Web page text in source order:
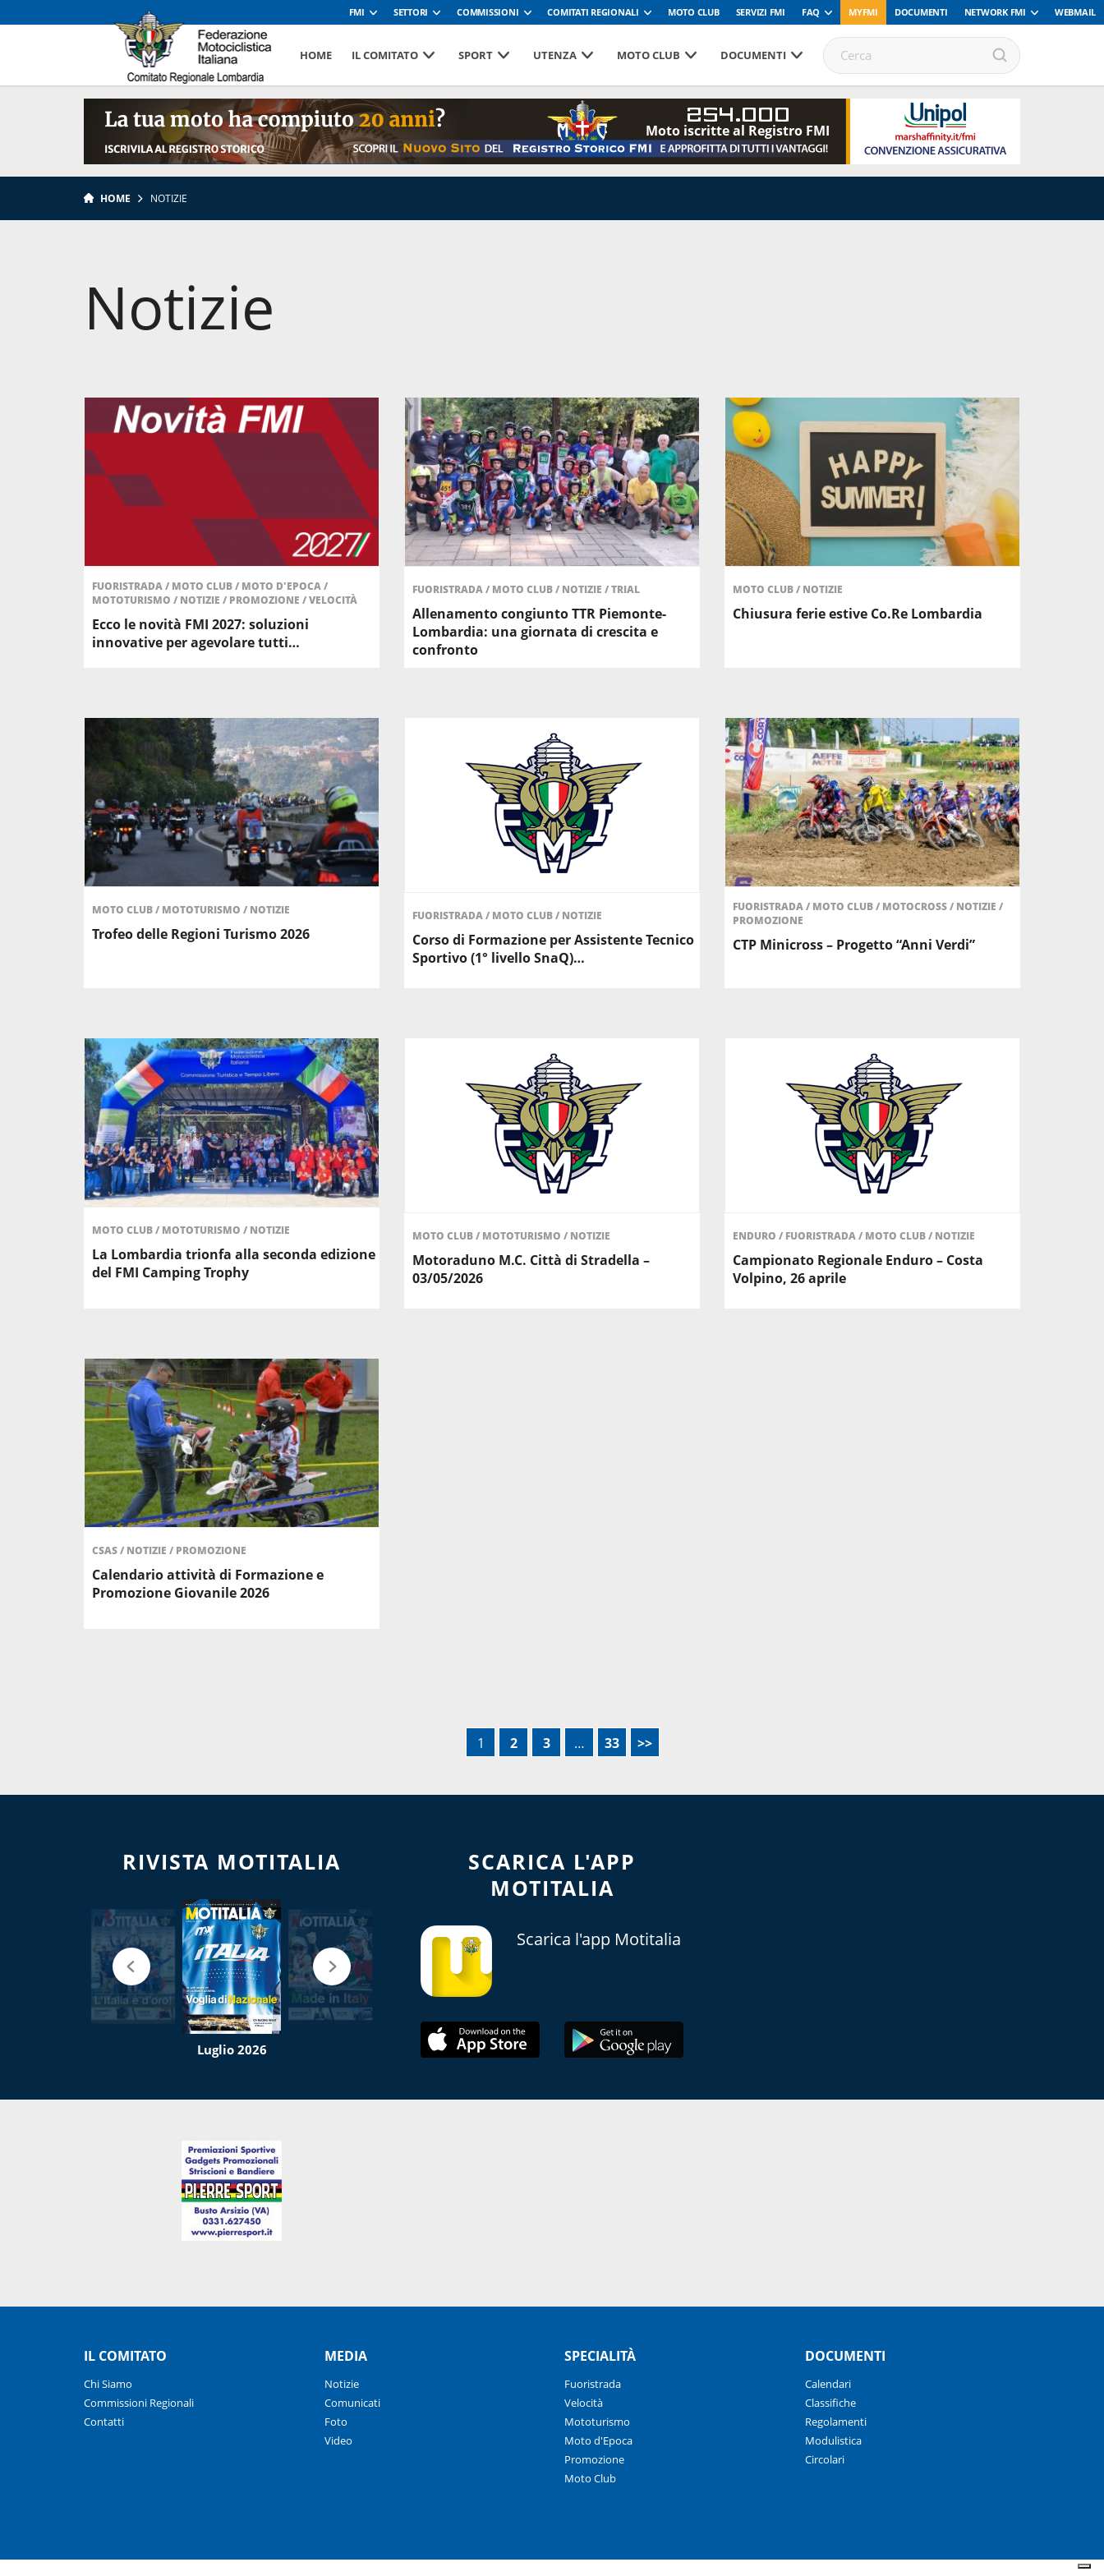
FMI SETTORI COMMISSIONI COMITATI REGIONALI MOTO CLUB SERVIZI FMI FAQ MYFMI DOCUMENTI NETWORK FMI WEBMAIL
HOME IL COMITATO SPORT UTENZA MOTO CLUB DOCUMENTI
254.000
Moto iscritte al Registro FMI
HOME NOTIZIE
Notizie
FUORISTRADA/ MOTO CLUB/ MOTO D'EPOCA/
MOTOTURISMO / NOTIZIE / PROMOZIONE /VELOCITÀ
Ecco le novità FMI 2027: soluzioni
innovative per agevolare tutti…
FUORISTRADA/ MOTO CLUB/ NOTIZIE /TRIAL
Allenamento congiunto TTR Piemonte-
Lombardia: una giornata di crescita e
confronto
MOTO CLUB/ NOTIZIE
Chiusura ferie estive Co.Re Lombardia
MOTO CLUB/ MOTOTURISMO / NOTIZIE
Trofeo delle Regioni Turismo 2026
FUORISTRADA/ MOTO CLUB/ NOTIZIE
Corso di Formazione per Assistente Tecnico
Sportivo (1° livello SnaQ)…
FUORISTRADA/ MOTO CLUB/ MOTOCROSS/ NOTIZIE /
PROMOZIONE
CTP Minicross – Progetto “Anni Verdi”
MOTO CLUB/ MOTOTURISMO / NOTIZIE
La Lombardia trionfa alla seconda edizione
del FMI Camping Trophy
MOTO CLUB/ MOTOTURISMO / NOTIZIE
Motoraduno M.C. Città di Stradella –
03/05/2026
ENDURO / FUORISTRADA/ MOTO CLUB/ NOTIZIE
Campionato Regionale Enduro – Costa
Volpino, 26 aprile
CSAS/ NOTIZIE / PROMOZIONE
Calendario attività di Formazione e
Promozione Giovanile 2026
1 2 3 … 33 >>
RIVISTA MOTITALIA
Luglio 2026
SCARICA L'APP
MOTITALIA
Scarica l'app Motitalia
IL COMITATO
Chi Siamo
Commissioni Regionali
Contatti
MEDIA
Notizie
Comunicati
Foto
Video
SPECIALITÀ
Fuoristrada
Velocità
Mototurismo
Moto d'Epoca
Promozione
Moto Club
DOCUMENTI
Calendari
Classifiche
Regolamenti
Modulistica
Circolari